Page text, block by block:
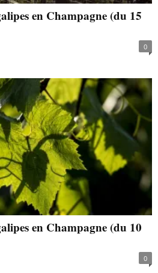
en Champagne (du 15
0
en Champagne (du 10
0